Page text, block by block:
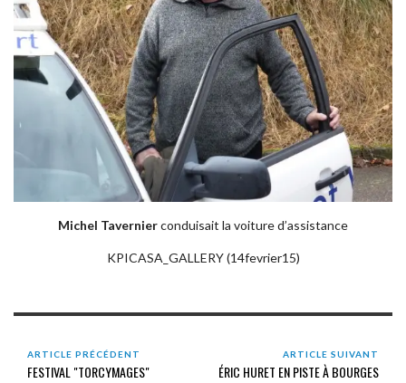
Michel Tavernierconduisait la voiture d’assistance
KPICASA_GALLERY (14fevrier15)
ARTICLE PRÉCÉDENT
FESTIVAL "TORCYMAGES"
ARTICLE SUIVANT
ÉRIC HURET EN PISTE À BOURGES